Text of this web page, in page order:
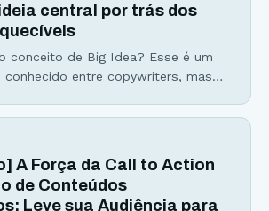
entendimento da sua
central por trás dos
conceito de Big Idea? Esse é um
entre copywriters, mas
como o de hoje, ter
A Força da Call to Action
de Conteúdos
Leve sua Audiência para